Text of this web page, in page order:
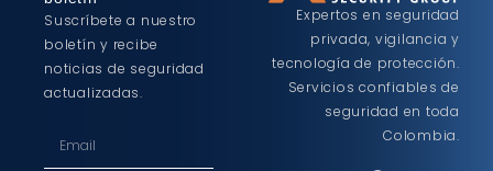
Suscríbete a nuestro
boletín y recibe
noticias de seguridad
actualizadas.
Expertos en seguridad
privada, vigilancia y
tecnología de protección.
Servicios confiables de
seguridad en toda
Colombia.